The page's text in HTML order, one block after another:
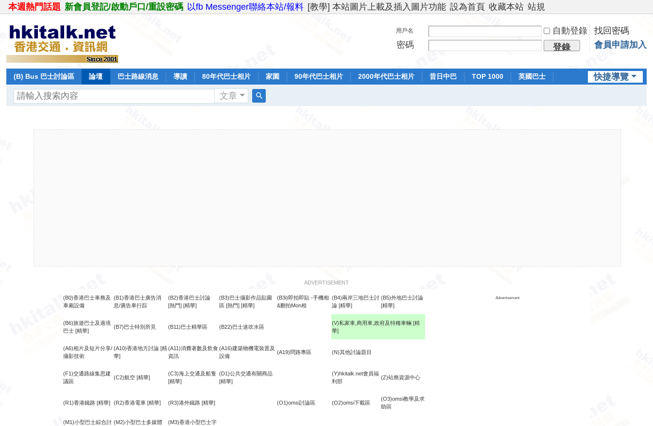
本週熱門話題 新會員登記/啟動戶口/重設密碼 以fb Messenger聯絡本站/報料 [教學] 本站圖片上載及插入圖片功能 設為首頁 收藏本站 站規
用戶名 自動登錄
找回密碼
密碼
登錄 會員申請加入
快捷導覽
(B) Bus 巴士討論區 論壇 巴士路線消息 導讀 80年代巴士相片 家園 90年代巴士相片 2000年代巴士相片 昔日中巴 TOP 1000
英國巴士
文章
ADVERTISEMENT
(B0)香港巴士車務及
車廂設備
(B1)香港巴士廣告消
息/廣告車行踪
(B2)香港巴士討論
[熱門] [精華]
(B3)巴士攝影作品貼圖
區 [熱門] [精華]
(B3i)即拍即貼 -手機相
&翻拍Mon相
(B4)兩岸三地巴士討
論 [精華]
(B5)外地巴士討論
[精華]
Advertisement
(B6)旅遊巴士及過境
巴士 [精華]
(B7)巴士特別所見 (B11)巴士精華區 (B22)巴士迷吹水區
(V)私家車,商用車,政府及特種車輛 [精
華]
(A6)相片及短片分享/
攝影技術
(A10)香港地方討論 [精
華]
(A11)消費著數及飲食
資訊
(A16)建築物機電裝置及
設備
(A19)問路專區 (N)其他討論題目
(F1)交通路線集思建
議區
(C2)航空 [精華]
(C3)海上交通及船隻
[精華]
(D1)公共交通有關商品
[精華]
(Y)hkitalk.net會員福
利部
(Z)站務資源中心
(R1)香港鐵路 [精華] (R2)香港電車 [精華] (R3)港外鐵路 [精華] (O1)omsi討論區 (O2)omsi下載區
(O3)omsi教學及求
助區
(M1)小型巴士綜合討 (M2)小型巴士多媒體
(M3)香港小型巴士字